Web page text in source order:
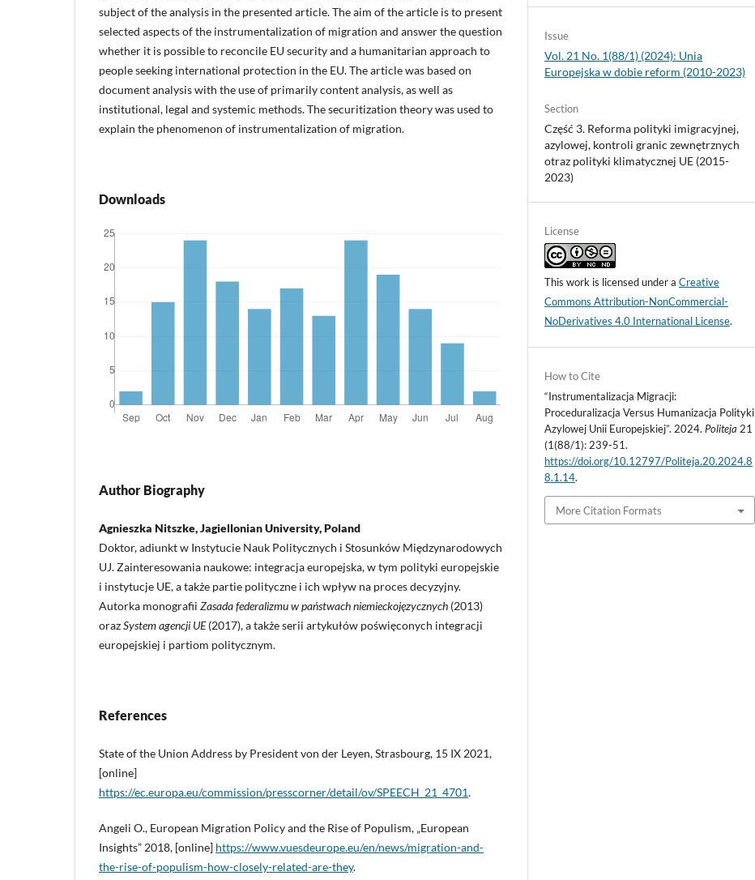
subject of the analysis in the presented article. The aim of the article is to present
selected aspects of the instrumentalization of migration and answer the question
whether it is possible to reconcile EU security and a humanitarian approach to
people seeking international protection in the EU. The article was based on
document analysis with the use of primarily content analysis, as well as
institutional, legal and systemic methods. The securitization theory was used to
explain the phenomenon of instrumentalization of migration.
Downloads
Author Biography
Agnieszka Nitszke, Jagiellonian University, Poland
Doktor, adiunkt w Instytucie Nauk Politycznych i Stosunków Międzynarodowych
UJ. Zainteresowania naukowe: integracja europejska, w tym polityki europejskie
i instytucje UE, a także partie polityczne i ich wpływ na proces decyzyjny.
Autorka monografii Zasada federalizmu w państwach niemieckojęzycznych (2013)
orazSystem agencji UE(2017), a także serii artykułów poświęconych integracji
europejskiej i partiom politycznym.
References
State of the Union Address by President von der Leyen, Strasbourg, 15 IX 2021,
[online]
https://ec.europa.eu/commission/presscorner/detail/ov/SPEECH_21_4701.
Angeli O., European Migration Policy and the Rise of Populism, „European
Insights” 2018, [online] https://www.vuesdeurope.eu/en/news/migration-and-
the-rise-of-populism-how-closely-related-are-they.
Issue
Vol. 21 No. 1(88/1) (2024): Unia
Europejska w dobie reform (2010-2023)
Section
Część 3. Reforma polityki imigracyjnej,
azylowej, kontroli granic zewnętrznych
otraz polityki klimatycznej UE (2015-
2023)
License
This work is licensed under aCreative
Commons Attribution-NonCommercial-
NoDerivatives 4.0 International License.
How to Cite
“Instrumentalizacja Migracji:
Proceduralizacja Versus Humanizacja Polityki
Azylowej Unii Europejskiej”. 2024.Politeja 21
(1(88/1): 239-51.
https://doi.org/10.12797/Politeja.20.2024.8
8.1.14.
More Citation Formats